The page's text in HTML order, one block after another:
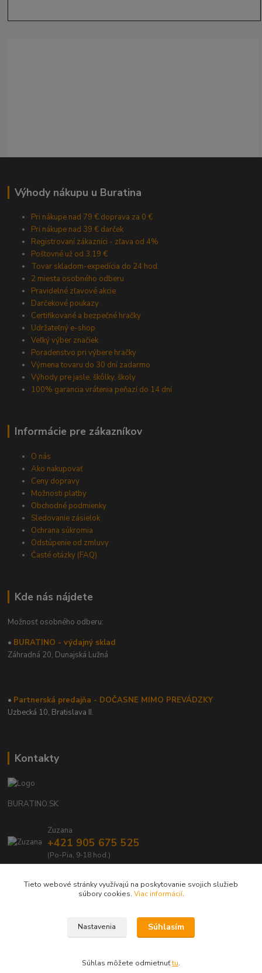
Výhody nákupu u Buratina
Pri nákupe nad 79 € doprava za 0 €
Pri nákupe nad 39 € darček
Registrovaní zákazníci - zľava od 4%
Poštovné už od 3,19 €
Tovar skladom-expedícia do 24 hod.
2 miesta osobného odberu
Pravidelné zľavové akcie
Darčekové poukazy
Certifikované a bezpečné hračky
Udržateľný e-shop
Veľký výber značiek
Poradenstvo pri výbere hračky
Výmena tovaru do 30 dní zadarmo
Výhody pre jasle, škôlky, školy
100% garancia vrátenia peňazí do 14 dní
Informácie pre zákazníkov
O nás
Ako nakupovať
Ceny dopravy
Možnosti platby
Obchodné podmienky
Sledovanie zásielok
Ochrana súkromia
Odstúpenie od zmluvy
Časté otázky (FAQ)
Kde nás nájdete
Možnosť osobného odberu:
• BURATINO - výdajný sklad
Záhradná 20, Dunajská Lužná
• Partnerská predajňa - DOČASNE MIMO PREVÁDZKY
Uzbecká 10, Bratislava II.
Kontakty
BURATINO.SK
Zuzana
+421 905 675 525
(Po-Pia, 9-18 hod.)
BURATINO.SK - Váš obľúbený e-shop s drevenými, eko hračkami a doplnkami
Tieto webové stránky využívajú na poskytovanie svojich služieb
súbory cookies. Viac informácií.
Nastavenia Súhlasím
Súhlas môžete odmietnuťtu.